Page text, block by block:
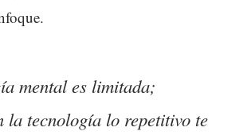
mental es limitada;
la tecnología lo repetitivo te